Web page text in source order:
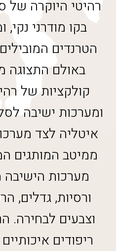
רהיטי היוקרה של
בקו מודרני
הטרנדים
באולם התצוגה
קולקציות של
איטליה לצד
ממיטב המותגים
מערכות הישיבה
ורסיות, גדלים,
וצבעים לבחירה.
ריפודים